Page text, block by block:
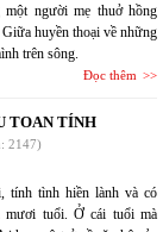
người mẹ thuở hồng
huyền thoại về những
trên sông.
Đọc thêm
TOAN TÍNH
2147)
tính tình hiền lành và có
mươi tuổi. Ở cái tuổi mà